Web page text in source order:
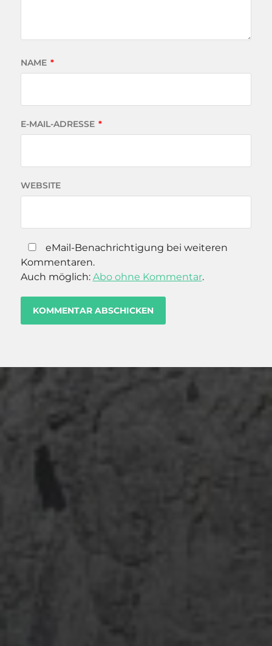
NAME *
E-MAIL-ADRESSE *
WEBSITE
eMail-Benachrichtigung bei weiteren
Kommentaren.
Auch möglich: Abo ohne Kommentar.